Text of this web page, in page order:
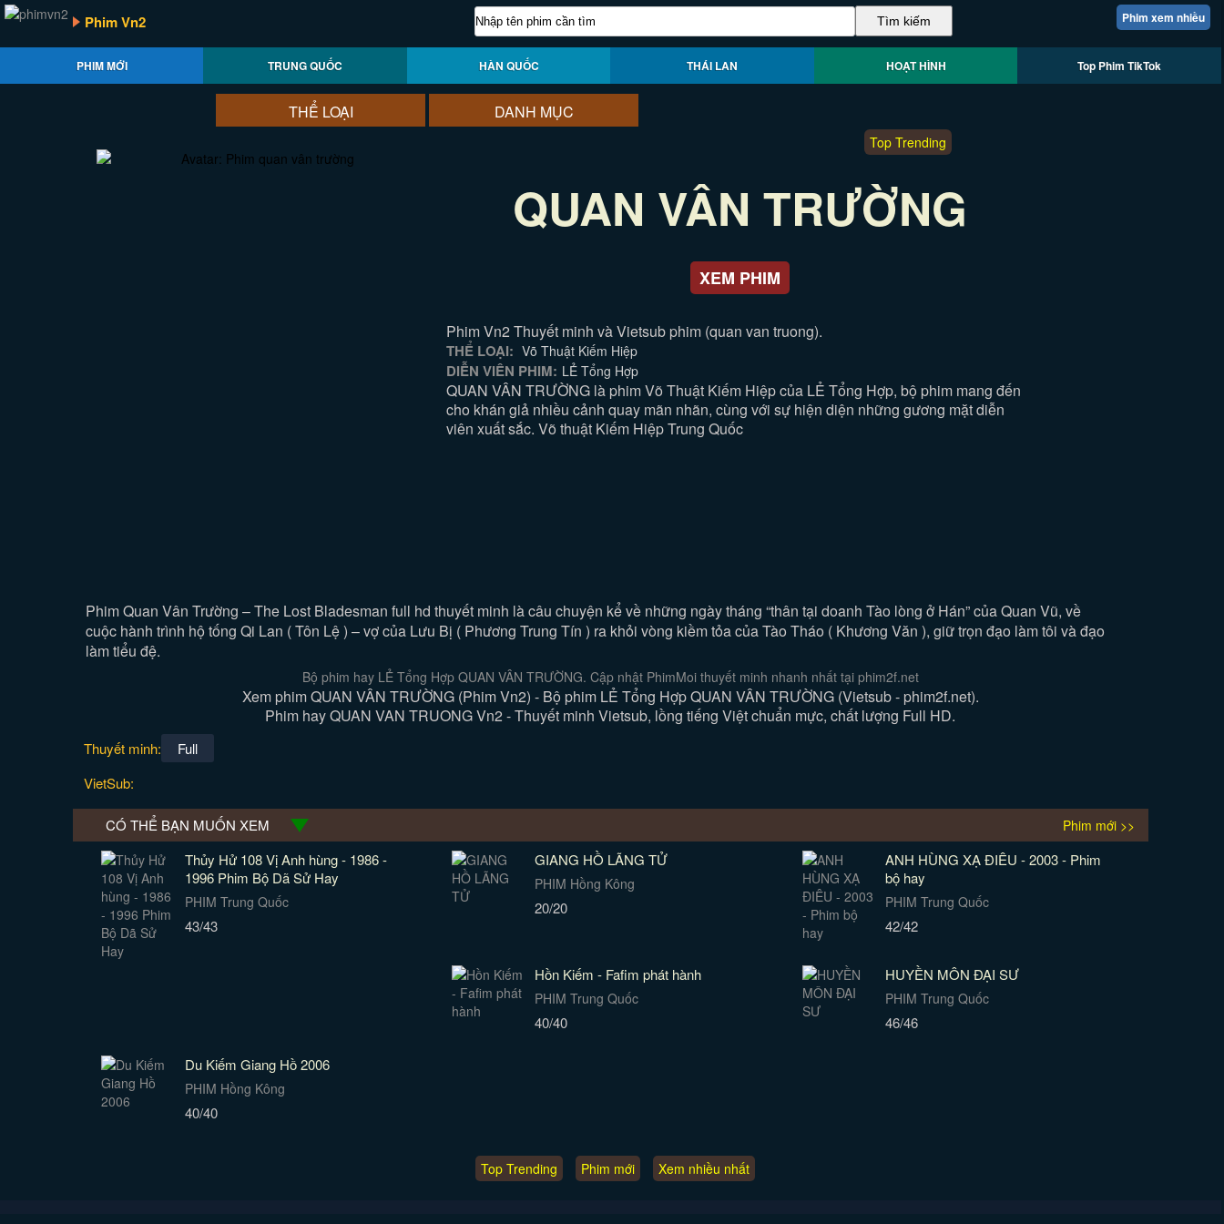
Phim xem nhiều
Phim Vn2
PHIM MỚI TRUNG QUỐC HÀN QUỐC THÁI LAN HOẠT HÌNH Top Phim TikTok
THỂ LOẠI DANH MỤC
Top Trending
QUAN VÂN TRƯỜNG
XEM PHIM
Phim Vn2 Thuyết minh và Vietsub phim (quan van truong).
THỂ LOẠI: Võ Thuật Kiếm Hiệp
DIỄN VIÊN PHIM: LẺ Tổng Hợp
QUAN VÂN TRƯỜNG là phim Võ Thuật Kiếm Hiệp của LẺ Tổng Hợp, bộ phim mang đến
cho khán giả nhiều cảnh quay mãn nhãn, cùng với sự hiện diện những gương mặt diễn
viên xuất sắc. Võ thuật Kiếm Hiệp Trung Quốc
PhimQuan Vân Trường – The Lost Bladesman full hd thuyết minh là câu chuyện kể về những ngày tháng “thân tại doanh Tào lòng ở Hán” của Quan Vũ, về
cuộc hành trình hộ tống Qi Lan ( Tôn Lệ ) – vợ của Lưu Bị ( Phương Trung Tín ) ra khỏi vòng kiềm tỏa của Tào Tháo ( Khương Văn ), giữ trọn đạo làm tôi và đạo
làm tiểu đệ.
Bộ phim hay LẺ Tổng Hợp QUAN VÂN TRƯỜNG. Cập nhật PhimMoi thuyết minh nhanh nhất tại phim2f.net
Xem phim QUAN VÂN TRƯỜNG (Phim Vn2) - Bộ phim LẺ Tổng Hợp QUAN VÂN TRƯỜNG (Vietsub - phim2f.net).
Phim hay QUAN VAN TRUONG Vn2 - Thuyết minh Vietsub, lồng tiếng Việt chuẩn mực, chất lượng Full HD.
Thuyết minh:
Full
VietSub:
CÓ THỂ BẠN MUỐN XEM Phim mới >>
Thủy Hử 108 Vị Anh hùng - 1986 -
1996 Phim Bộ Dã Sử Hay
PHIM Trung Quốc
43/43
GIANG HỒ LÃNG TỬ
PHIM Hồng Kông
20/20
ANH HÙNG XẠ ĐIÊU - 2003 - Phim
bộ hay
PHIM Trung Quốc
42/42
Hồn Kiếm - Fafim phát hành
PHIM Trung Quốc
40/40
HUYỀN MÔN ĐẠI SƯ
PHIM Trung Quốc
46/46
Du Kiếm Giang Hồ 2006
PHIM Hồng Kông
40/40
Top Trending Phim mới Xem nhiều nhất